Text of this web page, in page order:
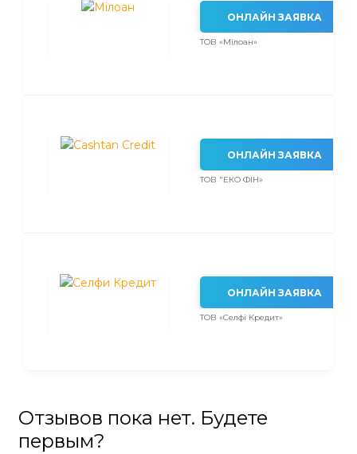
ОНЛАЙН ЗАЯВКА
ТОВ «Мілоан»
ОНЛАЙН ЗАЯВКА
ТОВ "ЕКО ФІН»
ОНЛАЙН ЗАЯВКА
ТОВ «Селфі Кредит»
Отзывов пока нет. Будете
первым?